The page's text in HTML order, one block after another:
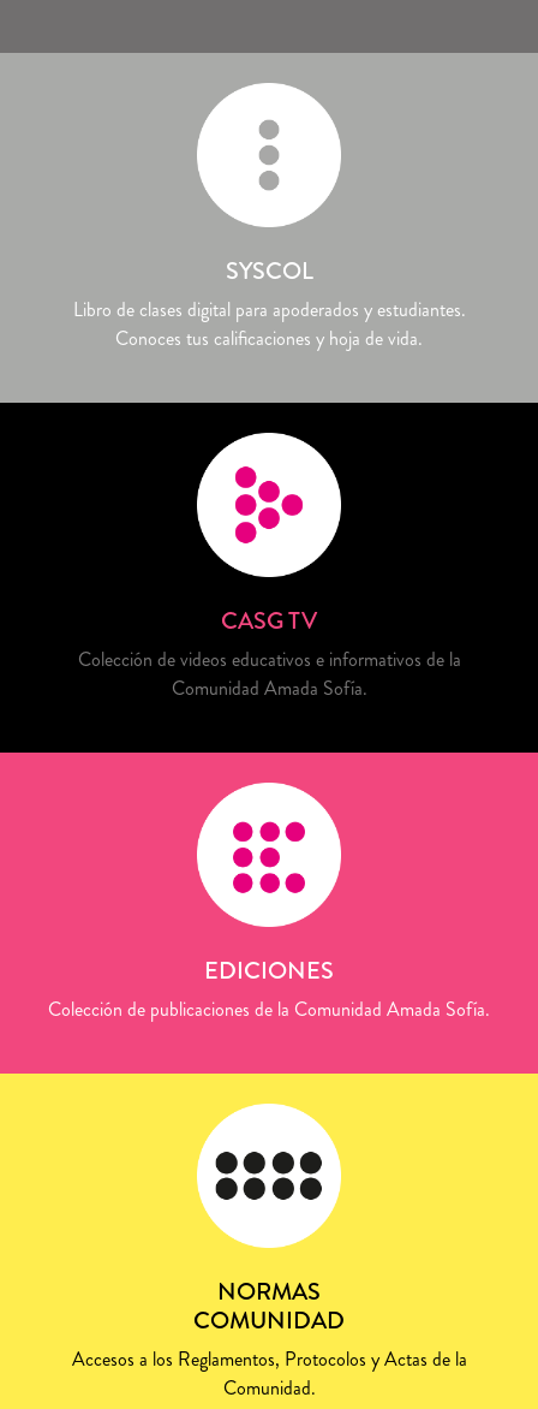
SYSCOL
Libro de clases digital para apoderados y estudiantes.
Conoces tus calificaciones y hoja de vida.
CASG TV
Colección de videos educativos e informativos de la
Comunidad Amada Sofía.
EDICIONES
Colección de publicaciones de la Comunidad Amada Sofía.
NORMAS
COMUNIDAD
Accesos a los Reglamentos, Protocolos y Actas de la
Comunidad.